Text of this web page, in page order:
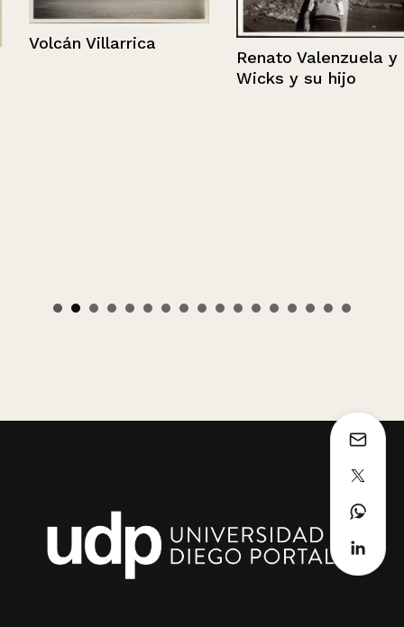
Volcán Villarrica
Renato Valenzuela y
Wicks y su hijo